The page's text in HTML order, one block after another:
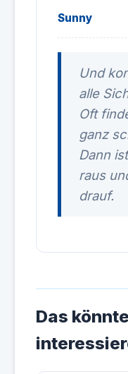
Sunny
Und
alle
Oft
ganz
Dann
raus
drauf.
Das